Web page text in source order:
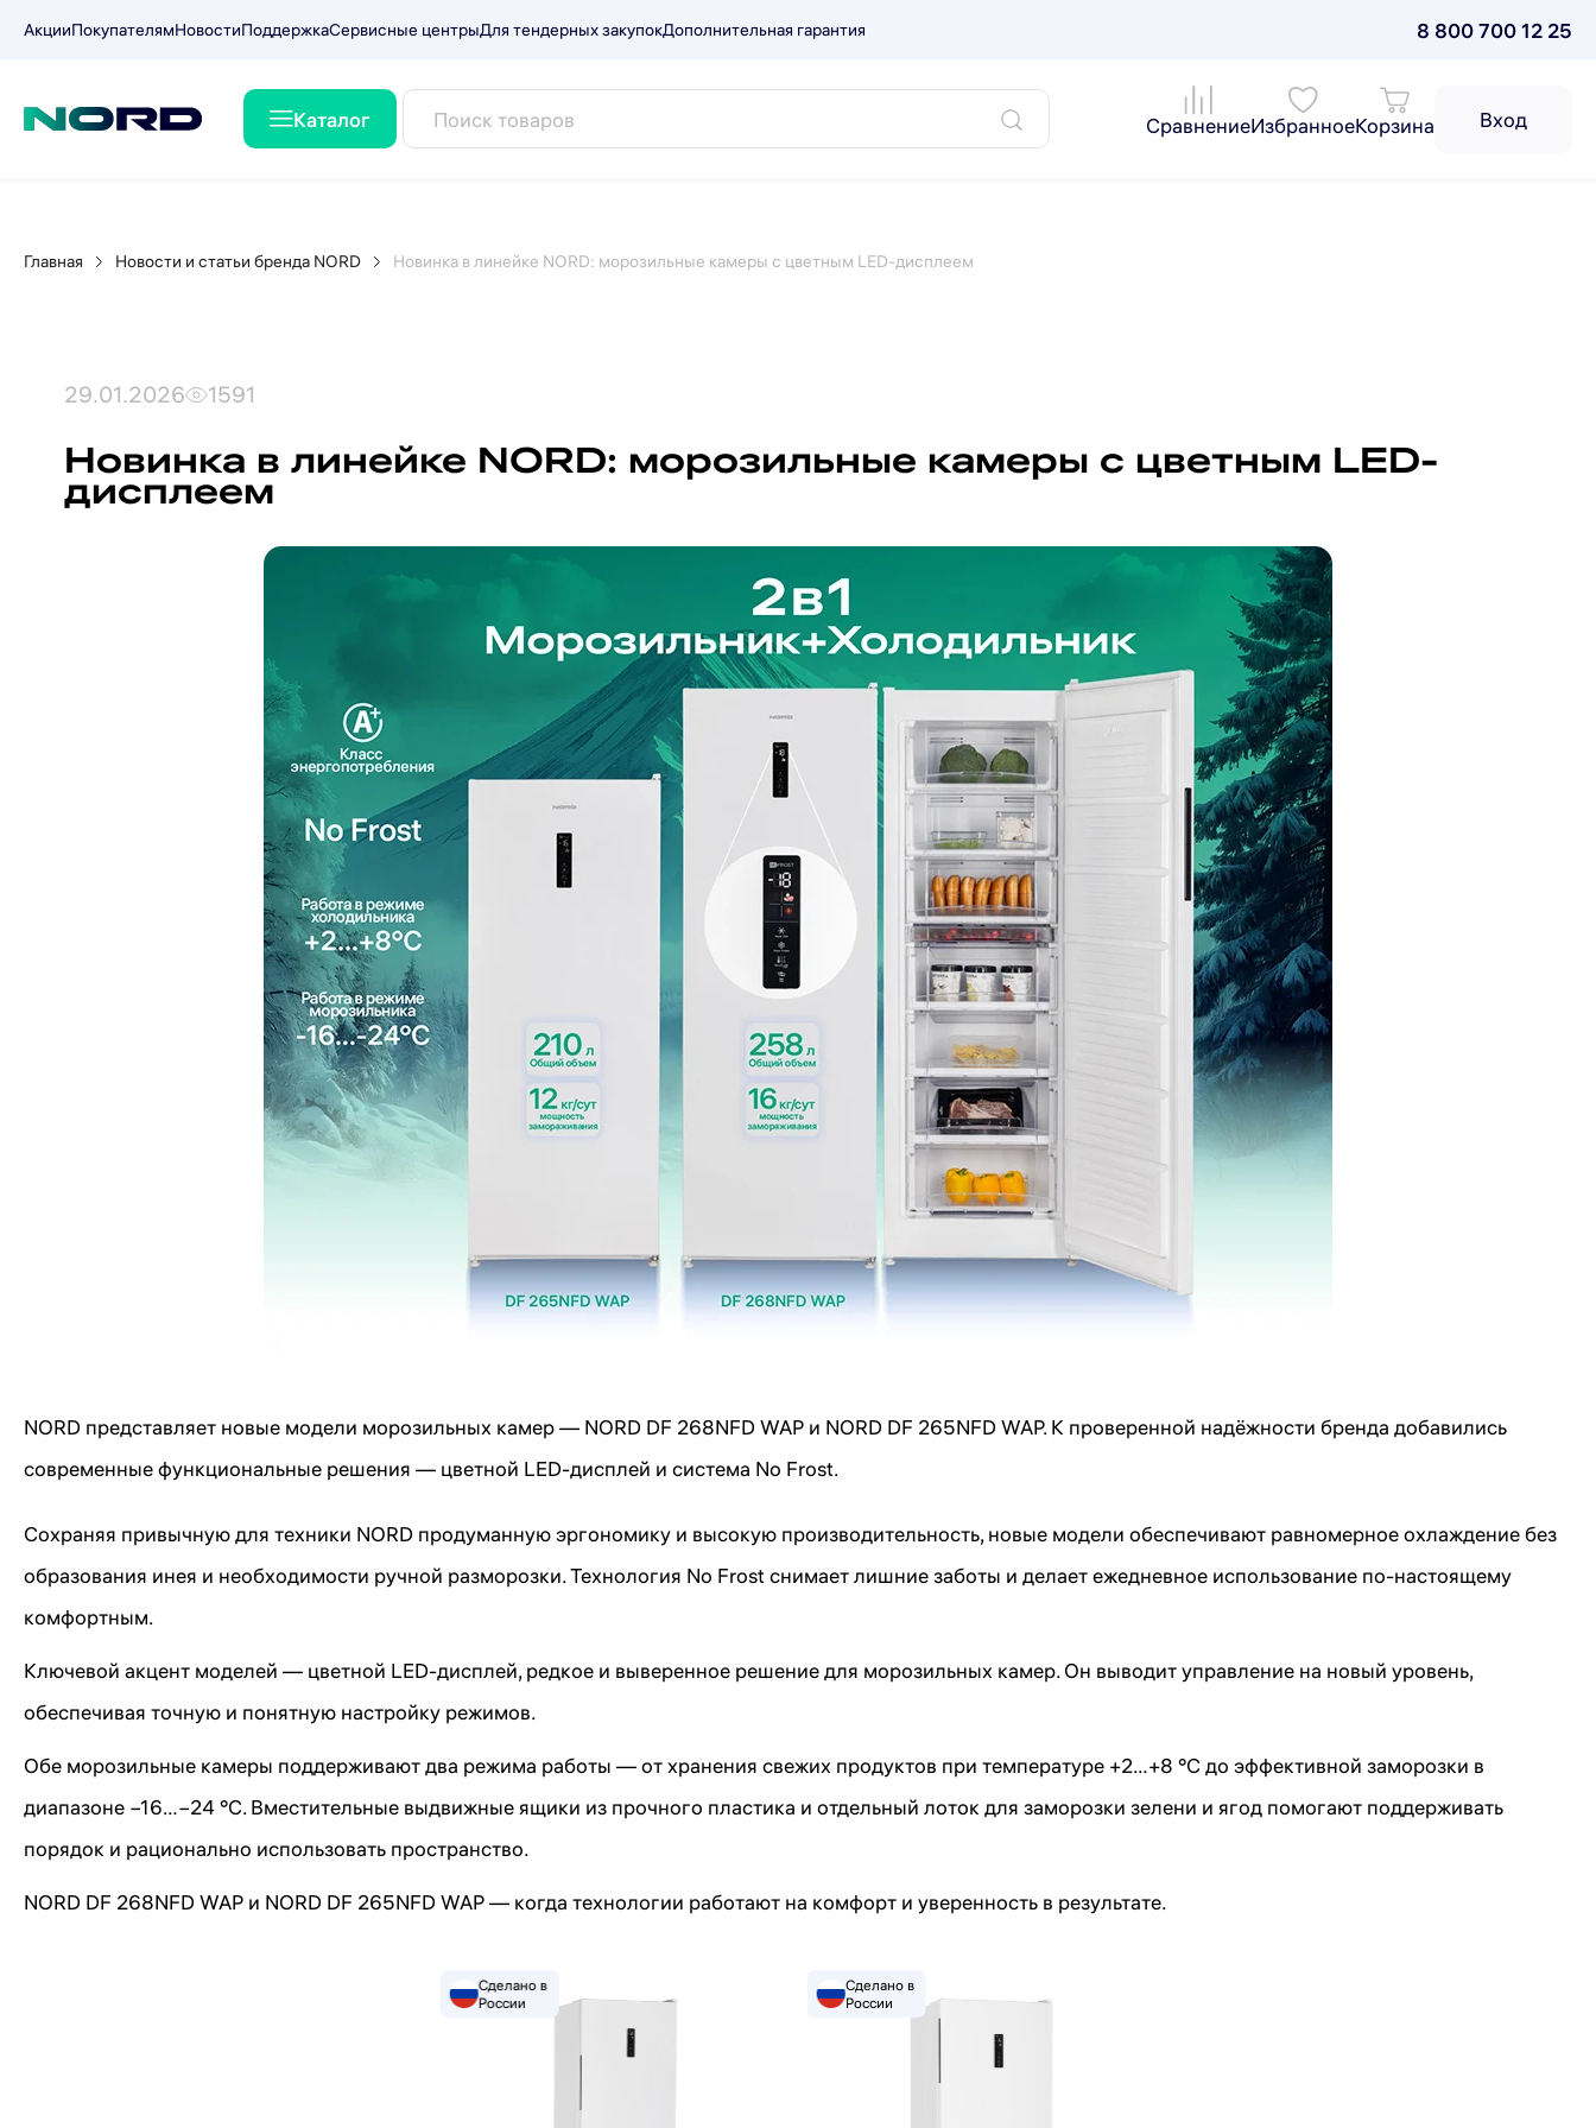
АкцииПокупателямНовостиПоддержкаСервисные центрыДля тендерных закупокДополнительная гарантия 8 800 700 12 25
Каталог СравнениеИзбранноеКорзина Вход
Главная Новости и статьи бренда NORD Новинка в линейке NORD: морозильные камеры с цветным LED-дисплеем
29.01.2026 1591
Новинка в линейке NORD: морозильные камеры с цветным LED-
дисплеем
NORD представляет новые модели морозильных камер — NORD DF 268NFD WAP и NORD DF 265NFD WAP. К проверенной надёжности бренда добавились
современные функциональные решения — цветной LED-дисплей и система No Frost.
Сохраняя привычную для техники NORD продуманную эргономику и высокую производительность, новые модели обеспечивают равномерное охлаждение без
образования инея и необходимости ручной разморозки. Технология No Frost снимает лишние заботы и делает ежедневное использование по-настоящему
комфортным.
Ключевой акцент моделей — цветной LED-дисплей, редкое и выверенное решение для морозильных камер. Он выводит управление на новый уровень,
обеспечивая точную и понятную настройку режимов.
Обе морозильные камеры поддерживают два режима работы — от хранения свежих продуктов при температуре +2…+8 °C до эффективной заморозки в
диапазоне −16…−24 °C. Вместительные выдвижные ящики из прочного пластика и отдельный лоток для заморозки зелени и ягод помогают поддерживать
порядок и рационально использовать пространство.
NORD DF 268NFD WAP и NORD DF 265NFD WAP — когда технологии работают на комфорт и уверенность в результате.
Сделано в
России
Сделано в
России
Подпишитесь на рассылку
Подписаться
Я даю согласие на обработку персональных данных